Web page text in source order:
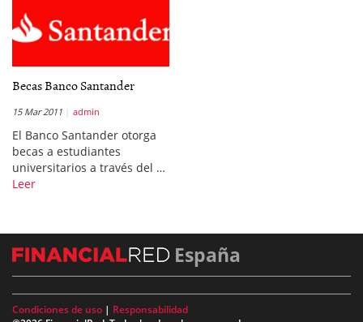
Becas Banco Santander
15 Mar 2011 admin
El Banco Santander otorga
becas a estudiantes
universitarios a través del …
Leer
España
Condiciones de uso | Responsabilidad